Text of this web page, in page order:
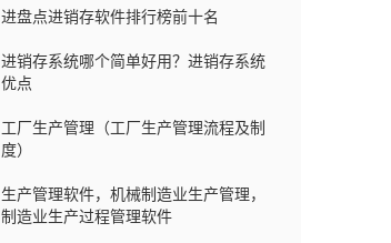
进盘点进销存软件排行榜前十名
进销存系统哪个简单好用？进销存系统
优点
工厂生产管理（工厂生产管理流程及制
度）
生产管理软件，机械制造业生产管理，
制造业生产过程管理软件